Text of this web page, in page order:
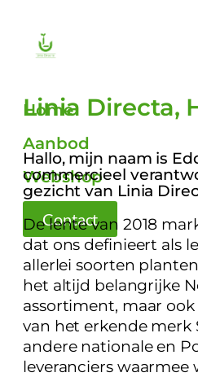
Home
Aanbod
Webshop
Contact
Linia Directa,
Hallo, mijn naam is
commercieel
gezicht van Linia
De lente van 2018
dat ons definieert als
allerlei soorten
het altijd belangrijke
assortiment, maar
van het erkende merk
andere nationale en
leveranciers waarmee